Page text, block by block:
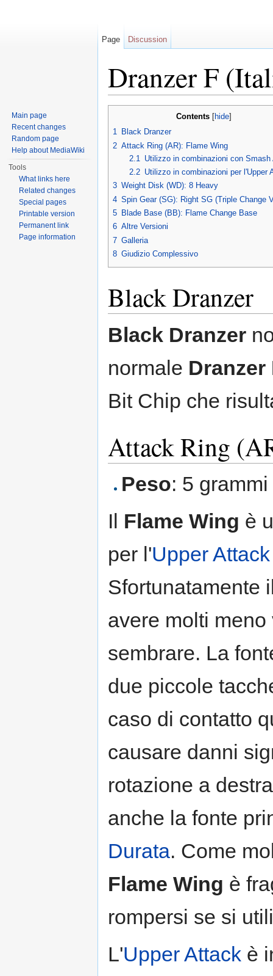
Dranzer F
Contents hide
1 Black Dranzer
2 Attack Ring (AR): Flame Wing
2.1
Utilizzo in combinazioni con Smash
2.2 Utilizzo in combinazioni per l'Upper
3 Weight Disk (WD): 8 Heavy
4 Spin Gear (SG): Right SG (Triple Change
5 Blade Base (BB): Flame Change Base
6 Altre Versioni
7 Galleria
8 Giudizio Complessivo
Black Dranzer
Black Dranzer
normale Dranzer
Bit Chip che
Attack Ring
Peso: 5 grammi
Il Flame Wing è
per l'Upper Attack
Sfortunatamente
avere molti
sembrare. La
due piccole
caso di contatto
causare danni
rotazione a
anche la fonte
Durata. Come
Flame Wing è
rompersi se si
L'Upper Attack è
Page Discussion
Main page
Recent changes
Random page
Help about MediaWiki
Tools
What links here
Related changes
Special pages
Printable version
Permanent link
Page information